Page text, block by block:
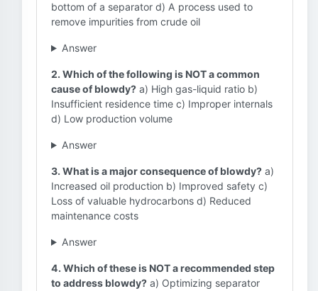
bottom of a separator d) A process used to
remove impurities from crude oil
Answer
2. Which of the following is NOT a common
cause of blowdy? a) High gas-liquid ratio b)
Insufficient residence time c) Improper internals
d) Low production volume
Answer
3. What is a major consequence of blowdy? a)
Increased oil production b) Improved safety c)
Loss of valuable hydrocarbons d) Reduced
maintenance costs
Answer
4. Which of these is NOT a recommended step
to address blowdy? a) Optimizing separator